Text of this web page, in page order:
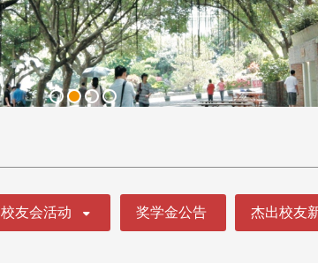
校友会活动 奖学金公告 杰出校友